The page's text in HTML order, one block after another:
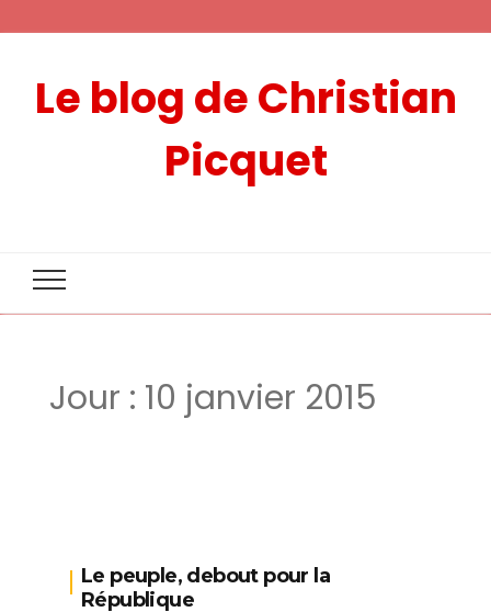
Le blog de Christian
Picquet
Jour : 10 janvier 2015
Le peuple, debout pour la
République